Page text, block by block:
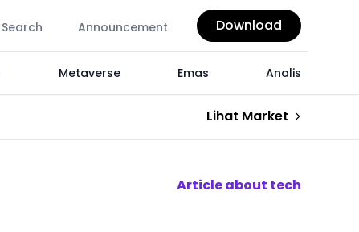
Search Announcement Download
Metaverse Emas Analis
Lihat Market
Article about tech